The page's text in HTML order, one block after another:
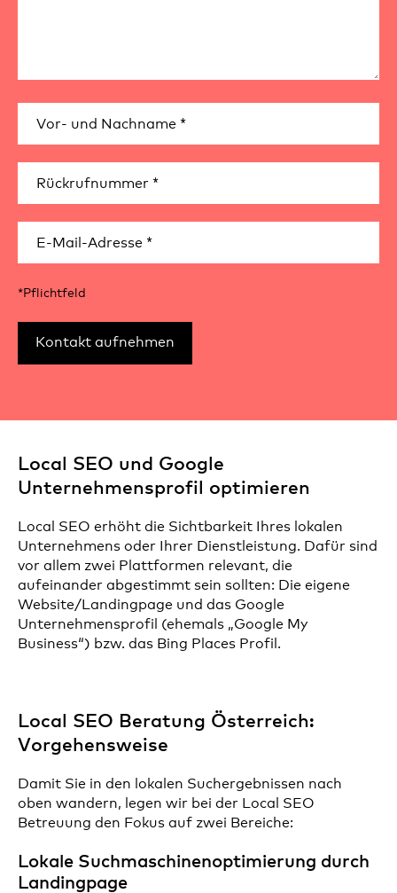
*Pflichtfeld
Local SEO und Google
Unternehmensprofil optimieren
Local SEO erhöht die Sichtbarkeit Ihres lokalen
Unternehmens oder Ihrer Dienstleistung. Dafür sind
vor allem zwei Plattformen relevant, die
aufeinander abgestimmt sein sollten: Die eigene
Website/Landingpage und das Google
Unternehmensprofil (ehemals „Google My
Business“) bzw. das Bing Places Profil.
Local SEO Beratung Österreich:
Vorgehensweise
Damit Sie in den lokalen Suchergebnissen nach
oben wandern, legen wir bei der Local SEO
Betreuung den Fokus auf zwei Bereiche:
Lokale Suchmaschinenoptimierung durch
Landingpage